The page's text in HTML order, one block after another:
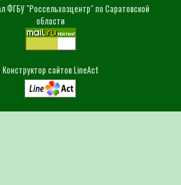
ФГБУ "Россельхозцентр" по Саратовской
области
Конструктор сайтов LineAct